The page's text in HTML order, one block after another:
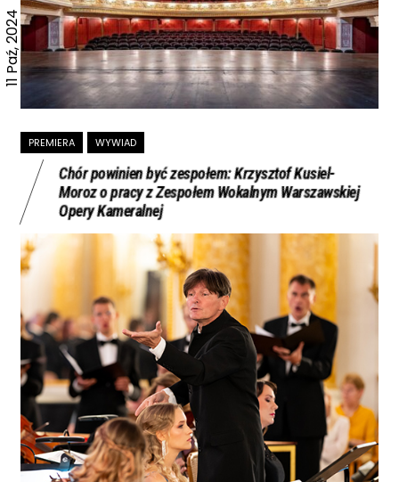
11 Paź, 2024
PREMIERA WYWIAD
Chór powinien być zespołem: Krzysztof Kusiel-
Moroz o pracy z Zespołem Wokalnym Warszawskiej
Opery Kameralnej